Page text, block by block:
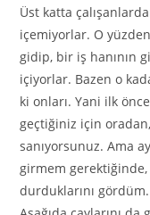
Üst katta
içemiyorlar. O
gidip, bir iş hanının
içiyorlar. Bazen o
ki onları. Yani ilk
geçtiğiniz için
sanıyorsunuz. Ama
girmem gerektiğinde,
durduklarını